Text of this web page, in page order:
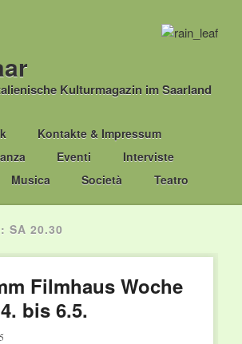
Kulturmagazin im Saarland
Kontakte & Impressum
Eventi
Interviste
Musica Società Teatro
SA 20.30
Filmhaus Woche
bis 6.5.